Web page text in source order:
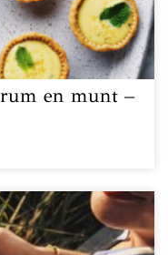
en munt –